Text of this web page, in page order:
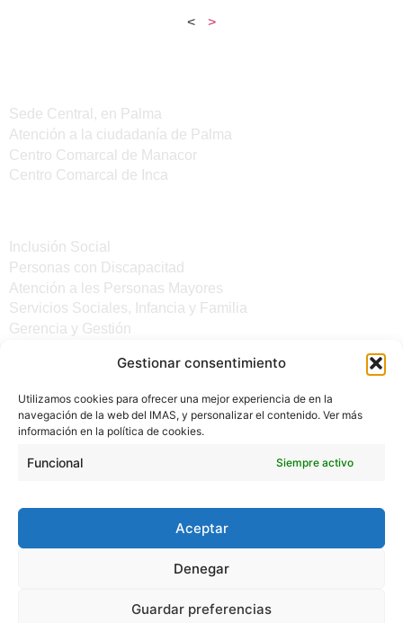
Gestionar consentimiento
Utilizamos cookies para ofrecer una mejor experiencia de en la
navegación de la web del IMAS, y personalizar el contenido. Ver más
información en la política de cookies.
Funcional Siempre activo
Aceptar
Denegar
Guardar preferencias
< >
Sede Central, en Palma
Atención a la ciudadanía de Palma
Centro Comarcal de Manacor
Centro Comarcal de Inca
Inclusión Social
Personas con Discapacitad
Atención a les Personas Mayores
Servicios Sociales, Infancia y Familia
Gerencia y Gestión
Otros enlaces
Noticias
Sede electrónica del CiM
Protección de Datos